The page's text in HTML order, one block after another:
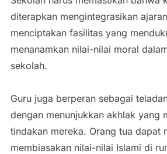
diterapkan mengintegrasikan
menciptakan fasilitas yang
menanamkan nilai-nilai moral
sekolah.
Guru juga berperan sebagai
dengan menunjukkan akhlak yang
tindakan mereka. Orang tua dapat
membiasakan nilai-nilai Islami di